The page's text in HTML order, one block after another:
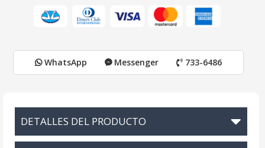
WhatsApp Messenger 733-6486
DETALLES DEL PRODUCTO